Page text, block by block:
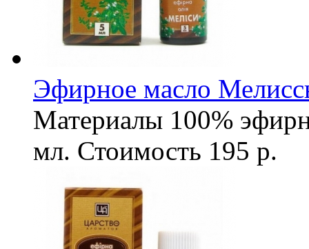
Эфирное масло
Материалы 100%
мл. Стоимость 195 р.